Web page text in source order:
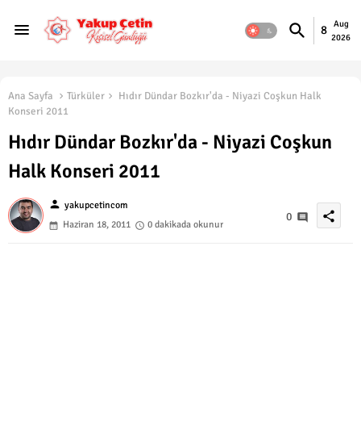
8
Aug
2026
Ana Sayfa Türküler
Hıdır Dündar Bozkır'da - Niyazi Coşkun Halk
Konseri 2011
Hıdır Dündar Bozkır'da - Niyazi Coşkun
Halk Konseri 2011
person yakupcetincom
Haziran 18, 2011
0 dakikada okunur
0 share